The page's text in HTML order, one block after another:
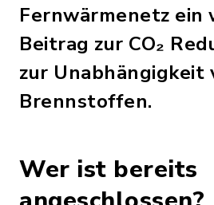
Fernwärmenetz ein
Beitrag zur CO₂
zur Unabhängigkeit
Brennstoffen.
Wer ist bereits